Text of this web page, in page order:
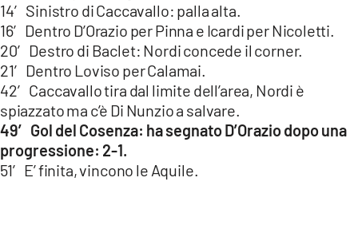
14′ Sinistro di Caccavallo: palla alta.
16′ Dentro D’Orazio per Pinna e Icardi per Nicoletti.
20′ Destro di Baclet: Nordi concede il corner.
21′ Dentro Loviso per Calamai.
42′ Caccavallo tira dal limite dell’area, Nordi è
spiazzato ma c’è Di Nunzio a salvare.
49′ Gol del Cosenza: ha segnato D’Orazio dopo una
progressione: 2-1.
51′ E’ finita, vincono le Aquile.